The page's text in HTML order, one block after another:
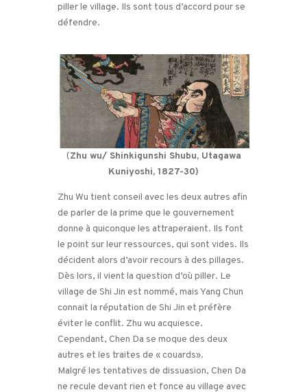
piller le village. Ils sont tous d’accord pour se
défendre.
(Zhu wu/ Shinkigunshi Shubu, Utagawa
Kuniyoshi, 1827-30)
Zhu Wu tient conseil avec les deux autres afin
de parler de la prime que le gouvernement
donne à quiconque les attraperaient. Ils font
le point sur leur ressources, qui sont vides. Ils
décident alors d’avoir recours à des pillages.
Dès lors, il vient la question d’où piller. Le
village de Shi Jin est nommé, mais Yang Chun
connait la réputation de Shi Jin et préfère
éviter le conflit. Zhu wu acquiesce.
Cependant, Chen Da se moque des deux
autres et les traites de « couards».
Malgré les tentatives de dissuasion, Chen Da
ne recule devant rien et fonce au village avec